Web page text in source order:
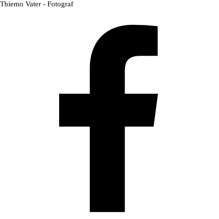
Direkt zum Seiteninhalt
Thiemo Vater - Fotograf